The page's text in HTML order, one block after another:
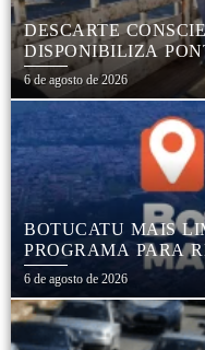
DESCARTE
DISPONIBILIZA
DESCARTE
PNEUS,
E PRESERVAÇÃO
6 de agosto de 2026
BOTUCATU MAIS
PROGRAMA PARA
COLCHÕES E
6 de agosto de 2026